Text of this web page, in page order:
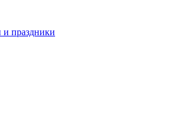
и праздники